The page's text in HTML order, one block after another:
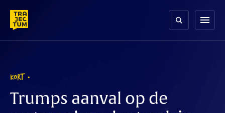
content
menu
KORT
Trumps aanval op de